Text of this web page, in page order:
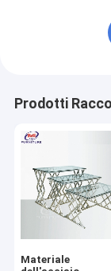
Prodotti
Materiale